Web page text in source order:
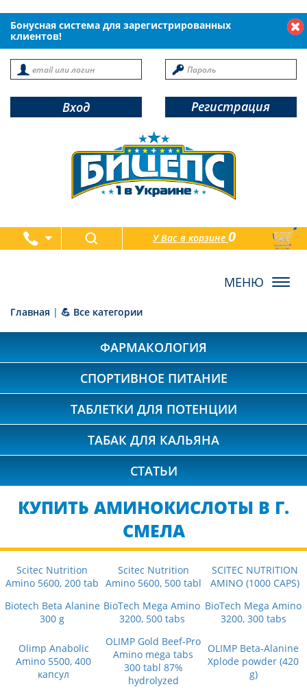
Бонусная система для зарегистрированных
клиентов!
Вход Регистрация
У Вас в корзине0
товаров
Главная | 💪 Все категории
ФАРМАКОЛОГИЯ
СПОРТИВНОЕ ПИТАНИЕ
ТАБЛЕТКИ ДЛЯ ПОТЕНЦИИ
ТАБАК ДЛЯ КАЛЬЯНА
СТАТЬИ
КУПИТЬ АМИНОКИСЛОТЫ В Г.
СМЕЛА
Scitec Nutrition
Amino 5600, 200 tab
Scitec Nutrition
Amino 5600, 500 tabl
SCITEC NUTRITION
AMINO (1000 CAPS)
Biotech Beta Alanine
300 g
BioTech Mega Amino
3200, 500 tabs
BioTech Mega Amino
3200, 300 tabs
Olimp Anabolic
Amino 5500, 400
капсул
OLIMP Gold Beef-Pro
Amino mega tabs
300 tabl 87%
hydrolyzed
OLIMP Beta-Alanine
Xplode powder (420
g)